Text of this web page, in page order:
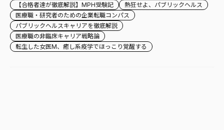
【合格者達が徹底解説】MPH受験記
熱狂せよ、パブリックヘルス
医療職・研究者のための企業転職コンパス
パブリックヘルスキャリアを徹底解説
医療職の非臨床キャリア戦略論
転生した女医M、癒し系疫学でほっこり覚醒する